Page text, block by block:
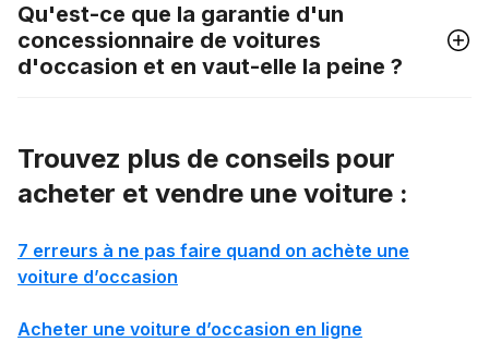
Qu'est-ce que la garantie d'un
concessionnaire de voitures
d'occasion et en vaut-elle la peine ?
Trouvez plus de conseils pour
acheter et vendre une voiture :
7 erreurs à ne pas faire quand on achète une
voiture d’occasion
Acheter une voiture d’occasion en ligne